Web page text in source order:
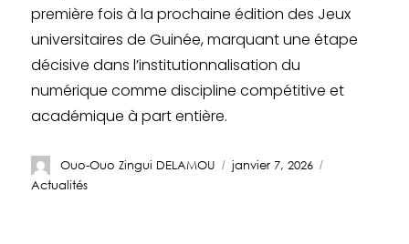
première fois à la prochaine édition des Jeux
universitaires de Guinée, marquant une étape
décisive dans l’institutionnalisation du
numérique comme discipline compétitive et
académique à part entière.
Ouo-Ouo Zingui DELAMOU
janvier 7, 2026
Actualités